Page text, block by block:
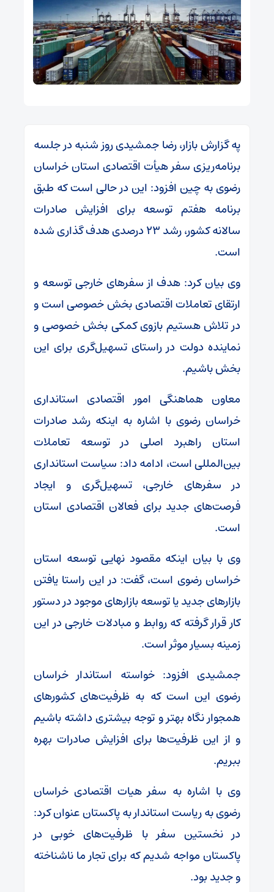
په گزارش بازار، رضا جمشیدی روز شنبه در جلسه
برنامه‌ریزی سفر هیأت اقتصادی استان خراسان
رضوی به چین افزود: این در حالی است که طبق
برنامه هفتم توسعه برای افزایش صادرات
سالانه کشور، رشد ۲۳ درصدی هدف گذاری شده
است.
وی بیان کرد: هدف از سفرهای خارجی توسعه و
ارتقای تعاملات اقتصادی بخش خصوصی است و
در تلاش هستیم بازوی کمکی بخش خصوصی و
نماینده‌ دولت در راستای تسهیل‌گری برای این
بخش باشیم.
معاون هماهنگی امور اقتصادی استانداری
خراسان رضوی با اشاره به اینکه رشد صادرات
استان راهبرد اصلی در توسعه تعاملات
بین‌المللی است، ادامه داد: سیاست استانداری
در سفرهای خارجی، تسهیل‌گری و ایجاد
فرصت‌های جدید برای فعالان اقتصادی استان
است.
وی با بیان اینکه مقصود نهایی توسعه استان
خراسان رضوی است، گفت: در این راستا یافتن
بازارهای جدید یا توسعه‌ بازارهای موجود در دستور
کار قرار گرفته که روابط و مبادلات خارجی در این
زمینه بسیار موثر است.
جمشیدی افزود: خواسته‌ استاندار خراسان
رضوی این است که به ظرفیت‌های کشورهای
همجوار نگاه بهتر و توجه بیشتری داشته باشیم
و از این ظرفیت‌ها برای افزایش صادرات بهره
ببریم.
وی با اشاره به سفر هیات اقتصادی خراسان
رضوی به ریاست استاندار به پاکستان عنوان کرد:
در نخستین سفر با ظرفیت‌های خوبی در
پاکستان مواجه شدیم که برای تجار ما ناشناخته
و جدید بود.